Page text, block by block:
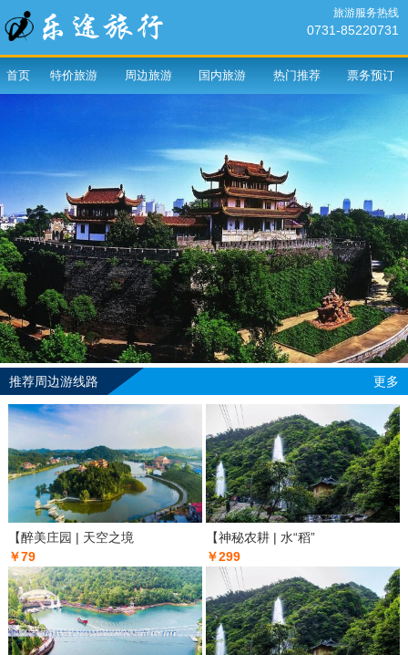
旅游服务热线
0731-85220731
首页 特价旅游 周边旅游 国内旅游 热门推荐 票务预订
推荐周边游线路 更多
【醉美庄园 | 天空之境
￥79
【神秘农耕 | 水“稻”
￥299